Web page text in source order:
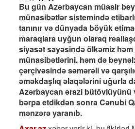
Bu gün Azərbaycan müasir
münasibətlər sistemində
tanınır və dünyada böyük
maraqlara uyğun olaraq
siyasət sayəsində ölkəmiz
münasibətlərini, həm də
çərçivəsində səmərəli və
əməkdaşlıq əlaqələrini uğurla
Azərbaycan ərazi bütövlüyünü
bərpa etdikdən sonra Cənubi
mənzərə yaranıb.